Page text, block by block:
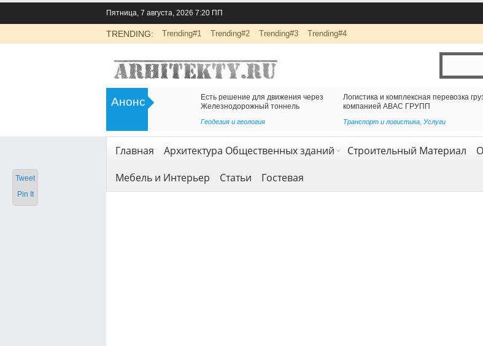
Пятница, 7 августа, 2026 7:20 ПП
TRENDING: Trending#1 Trending#2 Trending#3 Trending#4
Анонс
Инженерно-экологические изыскания
Есть решение для движения через
Железнодорожный тоннель
Геодезия и геология
Логистика и комплексная перевозка
компанией АВАС ГРУПП
Транспорт и логистика, Услуги
Главная Архитектура Общественных зданий Строительный Материал
Мебель и Интерьер
Статьи Гостевая
Tweet
Pin It